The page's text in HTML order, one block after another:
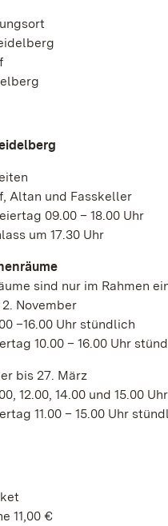
Altan und Fasskeller
09.00 – 18.00 Uhr
um 17.30 Uhr
sind nur im Rahmen
November
–16.00 Uhr stündlich
10.00 – 16.00 Uhr
bis 27. März
12.00, 14.00 und 15.00 Uhr
11.00 – 15.00 Uhr
11,00 €